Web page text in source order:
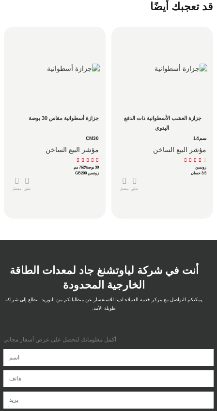
قد تعجبك أيضًا
جزازة أسطوانية مقاس 30 بوصة
CM30
مؤشر البيع الساخن
30 بوصة/762 مم
زونسن GB200
مفصل شاور
اليدوي
سم14
مؤشر البيع الساخن
زونسن
3.5 حصان
مفصل شاور
أنت في شركة لياوتشنغ جاد لمعدات الطاقة
الخارجية المحدودة
يمكنكم التواصل مع مركز خدمة العملاء لدينا للاستفسار عن متطلباتكم من التوريد. نتطلع إلى شراكة
طويلة الأمد.
أكمل معلوماتك لتحصل على عرض أسعار مجاني